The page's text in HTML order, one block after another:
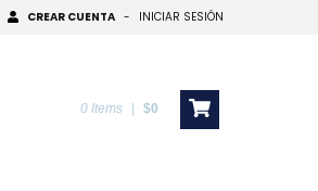
CREAR CUENTA - INICIAR SESIÓN
0 Items | $0